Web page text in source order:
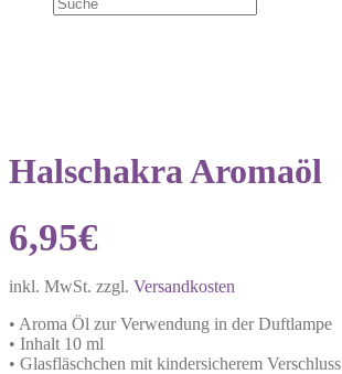
Halschakra Aromaöl
6,95€
inkl. MwSt. zzgl. Versandkosten
• Aroma Öl zur Verwendung in der Duftlampe
• Inhalt 10 ml
• Glasfläschchen mit kindersicherem Verschluss